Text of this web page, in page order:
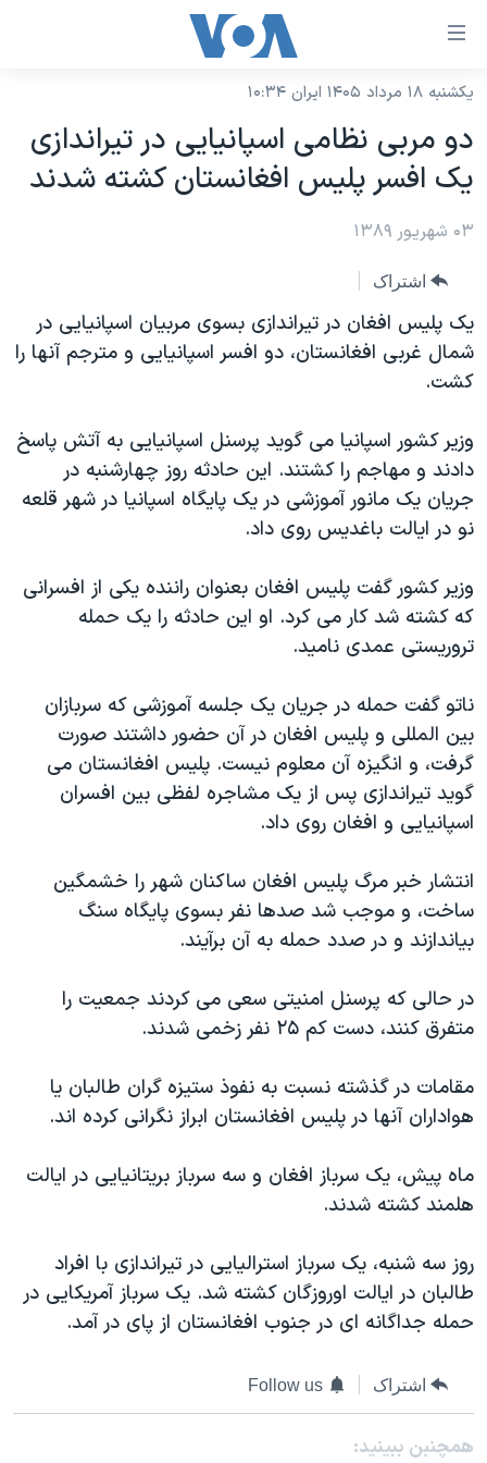
لینکهای
دسترسی
جهش
محتوای
اصلی
صفحه
اصلی
جهش
جستجو
نسخه سبک وب‌سایت
موضوع ها
ایران
آمریکا
جهان
ورزشی
گزیده‌ها
ویژه برنامه‌ها
ویدیوها
فرهنگ و زندگی
اقتصادی
علم و فناوری
گالری عکس
آرشیو پخش زنده
برنامه های تلویزیونی
جدول برنامه ها
صفحه‌های ویژه
جام جهانی ۲۰۲۶
عملیات خشم حماسی
۲۵۰سالگی آمریکا
بایگانی برنامه‌های تلویزیونی
مستندها
حمله جمهوری اسلامی به اسرائیل
رمز مهسا
اعتراضات زن، زندگی، آزادی
مجموعه مستندهای دادخواهی
تریبونال مردمی آبان ۹۸
دادگاه حمید نوری
قانون شفافیت دارائی کادر رهبری ایران
اعتراضات مردمی آبان ۹۸
نرگس محمدی برنده جایزه نوبل صلح
صفحه‌های ویژه
فرکانس‌های صدای آمریکا
پخش رادیویی
یادگیری زبان انگلیسی
دنبال کنید
زبانهای مختلف
یکشنبه ۱۸ مرداد ۱۴۰۵ ایران ۱۰:۳۴
دو مربی نظامی اسپانیایی در تیراندازی
یک افسر پلیس افغانستان کشته شدند
۰۳ شهریور ۱۳۸۹
اشتراک
یک پلیس افغان در تیراندازی بسوی مربیان اسپانیایی در
شمال غربی افغانستان، دو افسر اسپانیایی و مترجم آنها را
کشت.
وزیر کشور اسپانیا می گوید پرسنل اسپانیایی به آتش پاسخ
دادند و مهاجم را کشتند. این حادثه روز چهارشنبه در
جریان یک مانور آموزشی در یک پایگاه اسپانیا در شهر قلعه
نو در ایالت باغدیس روی داد.
وزیر کشور گفت پلیس افغان بعنوان راننده یکی از افسرانی
که کشته شد کار می کرد. او این حادثه را یک حمله
تروریستی عمدی نامید.
ناتو گفت حمله در جریان یک جلسه آموزشی که سربازان
بین المللی و پلیس افغان در آن حضور داشتند صورت
گرفت، و انگیزه آن معلوم نیست. پلیس افغانستان می
گوید تیراندازی پس از یک مشاجره لفظی بین افسران
اسپانیایی و افغان روی داد.
انتشار خبر مرگ پلیس افغان ساکنان شهر را خشمگین
ساخت، و موجب شد صدها نفر بسوی پایگاه سنگ
بیاندازند و در صدد حمله به آن برآیند.
در حالی که پرسنل امنیتی سعی می کردند جمعیت را
متفرق کنند، دست کم ۲۵ نفر زخمی شدند.
مقامات در گذشته نسبت به نفوذ ستیزه گران طالبان یا
هواداران آنها در پلیس افغانستان ابراز نگرانی کرده اند.
ماه پیش، یک سرباز افغان و سه سرباز بریتانیایی در ایالت
هلمند کشته شدند.
روز سه شنبه، یک سرباز استرالیایی در تیراندازی با افراد
طالبان در ایالت اوروزگان کشته شد. یک سرباز آمریکایی در
حمله جداگانه ای در جنوب افغانستان از پای در آمد.
اشتراک Follow us
همچنبن ببینید: